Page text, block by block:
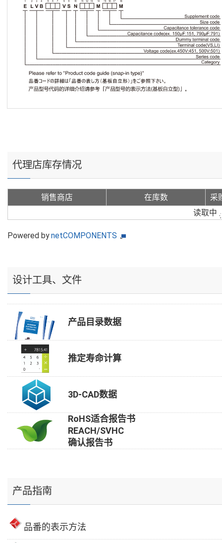
代理店库存情况
销售商店 在库数
采
读取中
Powered bynetCOMPONENTS
设计工具、文件
产品目录数据
推定寿命计算
3D-CAD数据
RoHS适合报告书
REACH/SVHC
确认报告书
产品指南
品番的表示方法